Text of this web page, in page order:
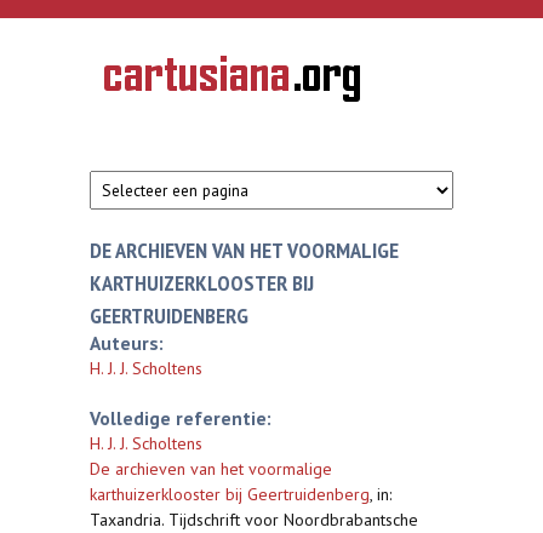
Overslaan en naar de inhoud gaan
CARTUSIANA
Geschiedenis
van de
DE ARCHIEVEN VAN HET VOORMALIGE
KARTHUIZERKLOOSTER BIJ
GEERTRUIDENBERG
Auteurs:
H. J. J. Scholtens
Volledige referentie:
H. J. J. Scholtens
De archieven van het voormalige
karthuizerklooster bij Geertruidenberg, in:
Taxandria. Tijdschrift voor Noordbrabantsche